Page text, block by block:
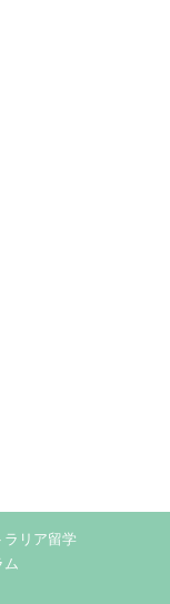
ラリア留学
ム